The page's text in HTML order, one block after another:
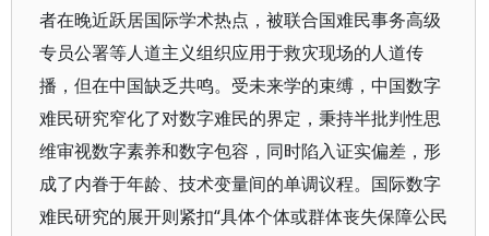
者在晚近跃居国际学术热点，被联合国难民事务高级
专员公署等人道主义组织应用于救灾现场的人道传
播，但在中国缺乏共鸣。受未来学的束缚，中国数字
难民研究窄化了对数字难民的界定，秉持半批判性思
维审视数字素养和数字包容，同时陷入证实偏差，形
成了内眷于年龄、技术变量间的单调议程。国际数字
难民研究的展开则紧扣“具体个体或群体丧失保障公民